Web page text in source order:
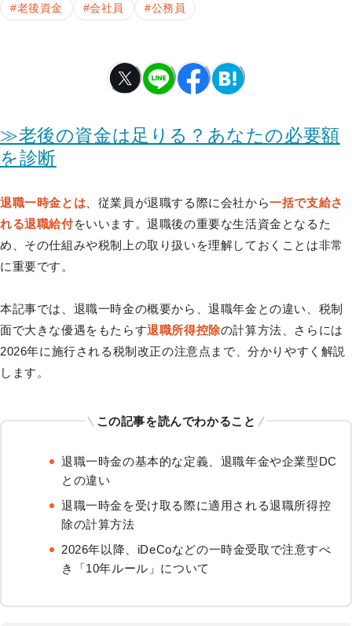
#老後資金 #会社員 #公務員
≫老後の資金は足りる？あなたの必要額
を診断
退職一時金とは 、従業員が退職する際に会社から一括で支給さ
れる退職給付をいいます。退職後の重要な生活資金となるた
め、その仕組みや税制上の取り扱いを理解しておくことは非常
に重要です。
本記事では、退職一時金の概要から、退職年金との違い、税制
面で大きな優遇をもたらす退職所得控除の計算方法、さらには
2026年に施行される税制改正の注意点まで、分かりやすく解説
します。
この記事を読んでわかること
退職一時金の基本的な定義、退職年金や企業型DC
との違い
退職一時金を受け取る際に適用される退職所得控
除の計算方法
2026年以降、iDeCoなどの一時金受取で注意すべ
き「10年ルール」について